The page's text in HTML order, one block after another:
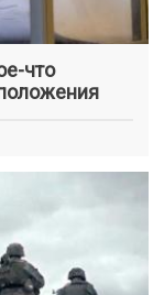
что